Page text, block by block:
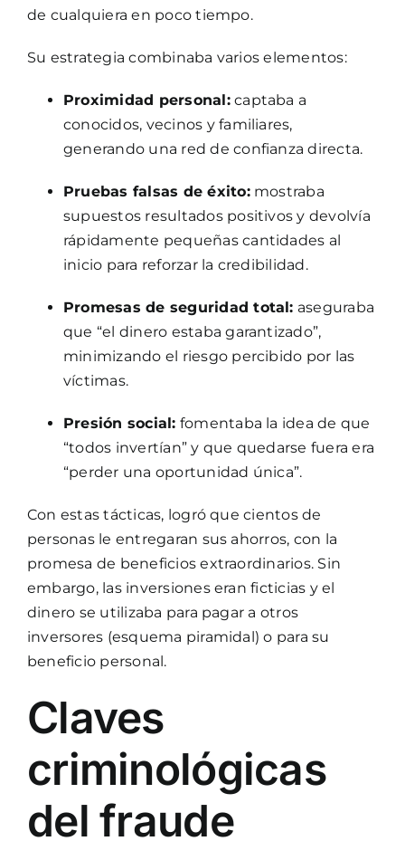
de cualquiera en poco tiempo.
Su estrategia combinaba varios elementos:
Proximidad personal:captaba a
conocidos, vecinos y familiares,
generando una red de confianza directa.
Pruebas falsas de éxito:mostraba
supuestos resultados positivos y devolvía
rápidamente pequeñas cantidades al
inicio para reforzar la credibilidad.
Promesas de seguridad total: aseguraba
que “el dinero estaba garantizado”,
minimizando el riesgo percibido por las
víctimas.
Presión social: fomentaba la idea de que
“todos invertían” y que quedarse fuera era
“perder una oportunidad única”.
Con estas tácticas, logró que cientos de
personas le entregaran sus ahorros, con la
promesa de beneficios extraordinarios. Sin
embargo, las inversiones eran ficticias y el
dinero se utilizaba para pagar a otros
inversores (esquema piramidal) o para su
beneficio personal.
Claves
criminológicas
del fraude